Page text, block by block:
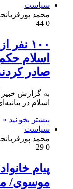
سیاست
محمد پورقربان
0
۱۰۰
اسلام
صادر
به گزارش خبیر
اسلام در
بیشتر بخوانید »
سیاست
محمد پورقربان
0
پیام
موسوی/